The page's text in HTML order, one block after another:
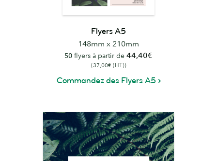
Flyers A5
148mm x 210mm
50 flyers à partir de 44,40€
(37,00€ (HT))
Commandez des Flyers A5